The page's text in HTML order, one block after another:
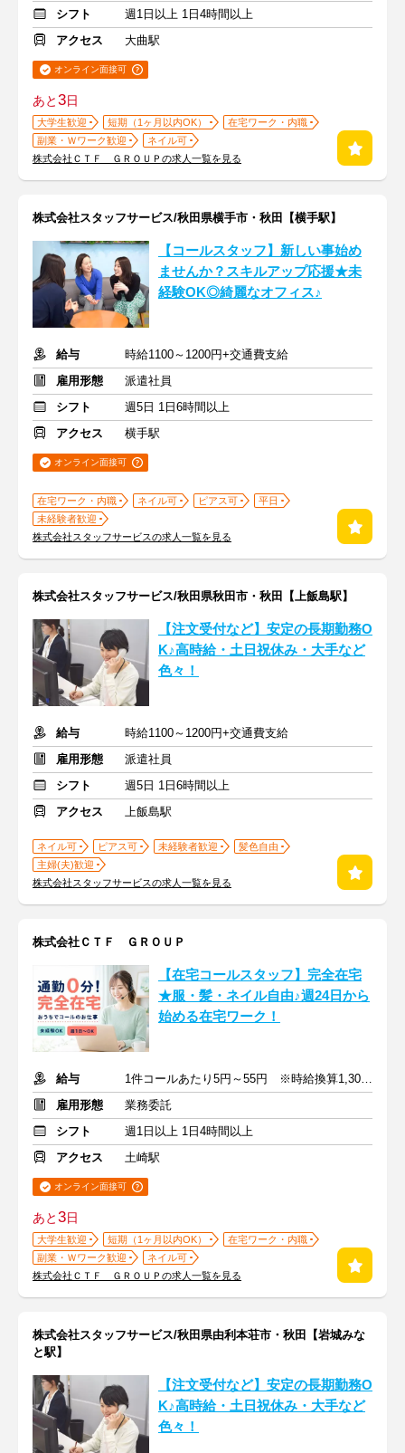
シフト
週1日以上 1日4時間以上
アクセス
大曲駅
オンライン面接可
あと3日
大学生歓迎 短期（1ヶ月以内OK）
在宅ワーク・内職
副業・Ｗワーク歓迎
ネイル可
株式会社ＣＴＦ ＧＲＯＵＰの求人一覧を見る
株式会社スタッフサービス/秋田県横手市・秋田【横手駅】
【コールスタッフ】新しい事始め
ませんか？スキルアップ応援★未
経験OK◎綺麗なオフィス♪
給与
時給1100～1200円+交通費支給
雇用形態
派遣社員
シフト
週5日 1日6時間以上
アクセス
横手駅
オンライン面接可
在宅ワーク・内職 ネイル可 ピアス可
平日
未経験者歓迎
株式会社スタッフサービスの求人一覧を見る
株式会社スタッフサービス/秋田県秋田市・秋田【上飯島駅】
【注文受付など】安定の長期勤務O
K♪高時給・土日祝休み・大手など
色々！
給与
時給1100～1200円+交通費支給
雇用形態
派遣社員
シフト
週5日 1日6時間以上
アクセス
上飯島駅
ネイル可 ピアス可 未経験者歓迎
髪色自由
主婦(夫)歓迎
株式会社スタッフサービスの求人一覧を見る
株式会社ＣＴＦ ＧＲＯＵＰ
【在宅コールスタッフ】完全在宅
★服・髪・ネイル自由♪週24日から
始める在宅ワーク！
給与
1件コールあたり5円～55円 ※時給換算1,300円～4,000円
雇用形態
業務委託
シフト
週1日以上 1日4時間以上
アクセス
土崎駅
オンライン面接可
あと3日
大学生歓迎 短期（1ヶ月以内OK）
在宅ワーク・内職
副業・Ｗワーク歓迎
ネイル可
株式会社ＣＴＦ ＧＲＯＵＰの求人一覧を見る
株式会社スタッフサービス/秋田県由利本荘市・秋田【岩城みな
と駅】
【注文受付など】安定の長期勤務O
K♪高時給・土日祝休み・大手など
色々！